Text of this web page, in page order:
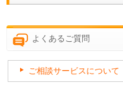
よくあるご質問
ご相談サービスについて